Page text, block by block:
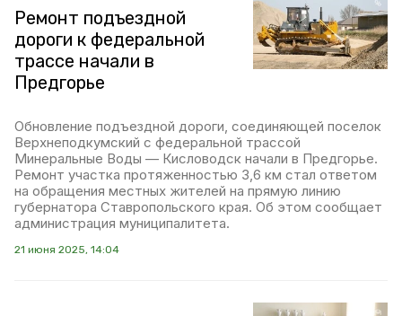
Ремонт подъездной
дороги к федеральной
трассе начали в
Предгорье
Обновление подъездной дороги, соединяющей поселок
Верхнеподкумский с федеральной трассой
Минеральные Воды — Кисловодск начали в Предгорье.
Ремонт участка протяженностью 3,6 км стал ответом
на обращения местных жителей на прямую линию
губернатора Ставропольского края. Об этом сообщает
администрация муниципалитета.
21 июня 2025, 14:04